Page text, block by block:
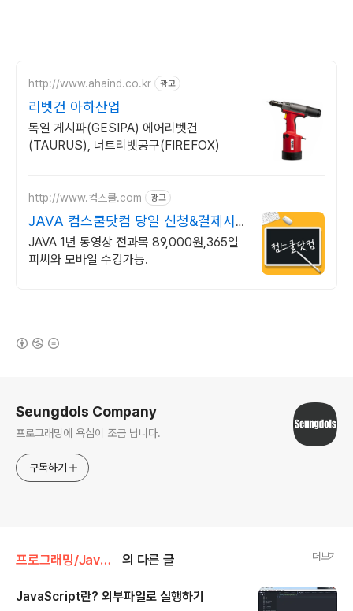
http://www.ahaind.co.kr 광고
리벳건 아하산업
독일 게시파(GESIPA) 에어리벳건
(TAURUS), 너트리벳공구(FIREFOX)
http://www.컴스쿨.com 광고
JAVA 컴스쿨닷컴 당일 신청&결제시
기프티콘!
JAVA 1년 동영상 전과목 89,000원,365일
피씨와 모바일 수강가능.
Seungdols Company
프로그래밍에 욕심이 조금 납니다.
구독하기
프로그래밍/JavaScript 의 다른 글 더보기
JavaScript란? 외부파일로 실행하기